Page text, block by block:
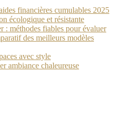
financières cumulables 2025
écologique et résistante
: méthodes fiables pour évaluer
des meilleurs modèles
avec style
ambiance chaleureuse